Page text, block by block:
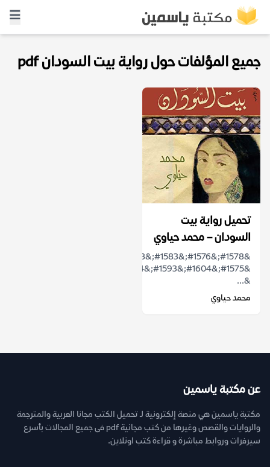
جميع المؤلفات حول رواية بيت السودان pdf
تحميل رواية بيت
السودان – محمد حياوي
&...
محمد حياوي
عن مكتبة ياسمين
مكتبة ياسمين هي منصة إلكترونية لـ تحميل الكتب مجانا العربية والمترجمة
والروايات والقصص وغيرها من كتب مجانية pdf فى جميع المجالات بأسرع
سيرفرات وروابط مباشرة و قراءة كتب اونلاين.